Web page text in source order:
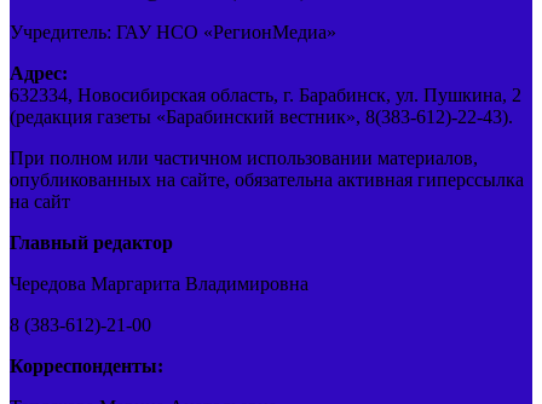
Учредитель: ГАУ НСО «РегионМедиа»
Адрес:
632334, Новосибирская область, г. Барабинск, ул. Пушкина, 2
(редакция газеты «Барабинский вестник», 8(383-612)-22-43).
При полном или частичном использовании материалов,
опубликованных на сайте, обязательна активная гиперссылка
на сайт
Главный редактор
Чередова Маргарита Владимировна
8 (383-612)-21-00
Корреспонденты: